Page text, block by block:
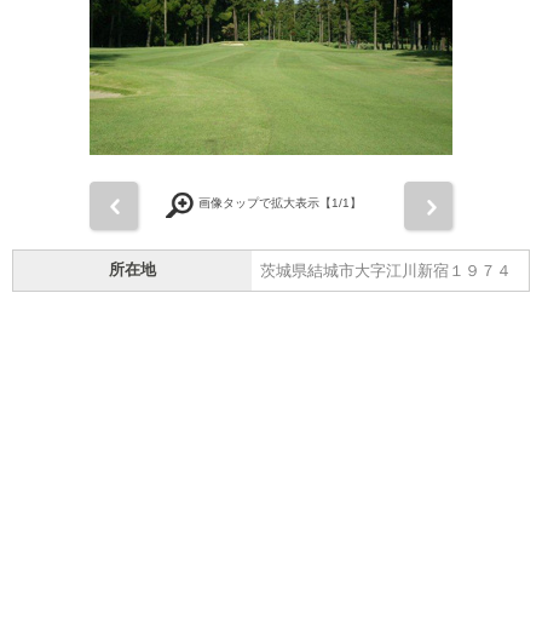
画像タップで拡大表示【1/1】
所在地 茨城県結城市大字江川新宿１９７４